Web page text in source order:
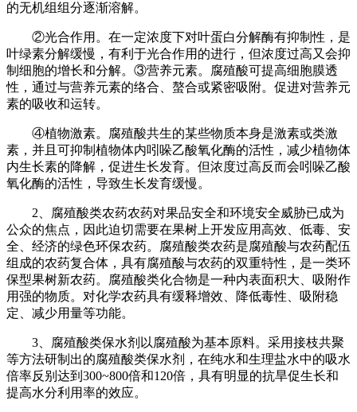
的无机组组分逐渐溶解。
②光合作用。在一定浓度下对叶蛋白分解酶有抑制性，是
叶绿素分解缓慢，有利于光合作用的进行，但浓度过高又会抑
制细胞的增长和分解。③营养元素。腐殖酸可提高细胞膜透
性，通过与营养元素的络合、螯合或紧密吸附。促进对营养元
素的吸收和运转。
④植物激素。腐殖酸共生的某些物质本身是激素或类激
素，并且可抑制植物体内吲哚乙酸氧化酶的活性，减少植物体
内生长素的降解，促进生长发育。但浓度过高反而会吲哚乙酸
氧化酶的活性，导致生长发育缓慢。
2、腐殖酸类农药农药对果品安全和环境安全威胁已成为
公众的焦点，因此迫切需要在果树上开发应用高效、低毒、安
全、经济的绿色环保农药。腐殖酸类农药是腐殖酸与农药配伍
组成的农药复合体，具有腐殖酸与农药的双重特性，是一类环
保型果树新农药。腐殖酸类化合物是一种内表面积大、吸附作
用强的物质。对化学农药具有缓释增效、降低毒性、吸附稳
定、减少用量等功能。
3、腐殖酸类保水剂以腐殖酸为基本原料。采用接枝共聚
等方法研制出的腐殖酸类保水剂，在纯水和生理盐水中的吸水
倍率反别达到300~800倍和120倍，具有明显的抗旱促生长和
提高水分利用率的效应。